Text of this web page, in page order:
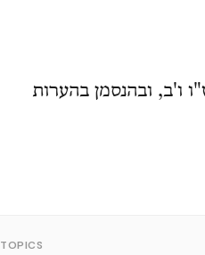
ו'ב, ובהנסמן בהערות
TOPICS